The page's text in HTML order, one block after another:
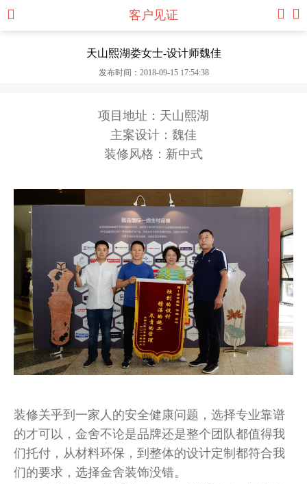
客户见证
天山熙湖娄女士-设计师魏佳
发布时间：2018-09-15 17:54:38
项目地址：天山熙湖
主案设计：魏佳
装修风格：新中式
装修关乎到一家人的安全健康问题，选择专业靠谱
的才可以，金舍不论是品牌还是整个团队都值得我
们托付，从材料环保，到整体的设计定制都符合我
们的要求，选择金舍装饰没错。